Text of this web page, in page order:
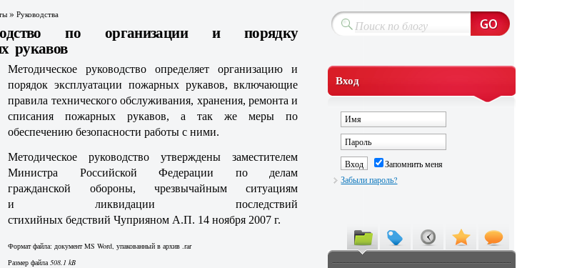
»Руководства
по организации и порядку
рукавов
Методическое руководство определяет организацию и
порядок эксплуатации пожарных рукавов, включающие
правила технического обслуживания, хранения, ремонта и
списания пожарных рукавов, а так же меры по
обеспечению безопасности работы с ними.
Методическое руководство утверждены заместителем
Министра Российской Федерации по делам
гражданской обороны, чрезвычайным ситуациям
и ликвидации последствий
стихийных бедствий Чуприяном А.П. 14 ноября 2007 г.
Формат файла: документ MS Word, упакованный в архив .rar
Размер файла 508.1 kB
Вход
Запомнить меня
Забыли пароль?